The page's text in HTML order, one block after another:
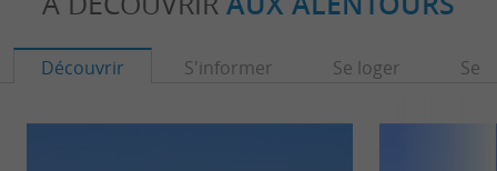
Découvrir S'informer Se loger Se